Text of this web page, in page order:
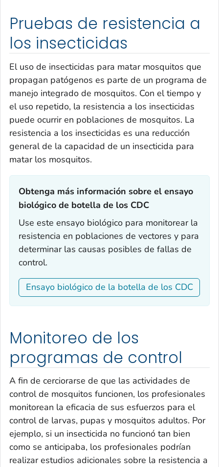
Pruebas de resistencia a
los insecticidas
El uso de insecticidas para matar mosquitos que
propagan patógenos es parte de un programa de
manejo integrado de mosquitos. Con el tiempo y
el uso repetido, la resistencia a los insecticidas
puede ocurrir en poblaciones de mosquitos. La
resistencia a los insecticidas es una reducción
general de la capacidad de un insecticida para
matar los mosquitos.
Obtenga más información sobre el ensayo
biológico de botella de los CDC‎
Use este ensayo biológico para monitorear la
resistencia en poblaciones de vectores y para
determinar las causas posibles de fallas de
control.
Ensayo biológico de la botella de los CDC
Monitoreo de los
programas de control
A fin de cerciorarse de que las actividades de
control de mosquitos funcionen, los profesionales
monitorean la eficacia de sus esfuerzos para el
control de larvas, pupas y mosquitos adultos. Por
ejemplo, si un insecticida no funcionó tan bien
como se anticipaba, los profesionales podrían
realizar estudios adicionales sobre la resistencia a